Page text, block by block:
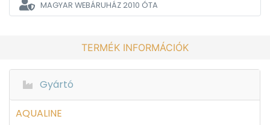
MAGYAR WEBÁRUHÁZ2010 ÓTA
TERMÉK INFORMÁCIÓK
Gyártó
AQUALINE